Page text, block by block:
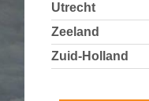
Utrecht
Zeeland
Zuid-Holland